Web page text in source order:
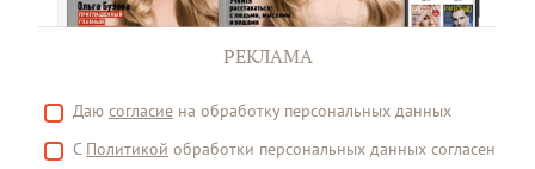
РЕКЛАМА
Даю согласие на обработку персональных данных
С Политикой обработки персональных данных согласен